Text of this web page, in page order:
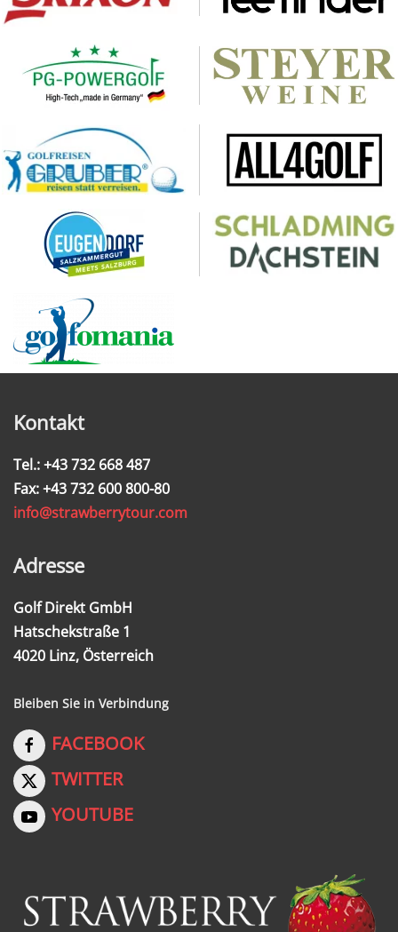
Kontakt
Tel.: +43 732 668 487
Fax: +43 732 600 800-80
info@strawberrytour.com
Adresse
Golf Direkt GmbH
Hatschekstraße 1
4020 Linz, Österreich
Bleiben Sie in Verbindung
FACEBOOK
TWITTER
YOUTUBE